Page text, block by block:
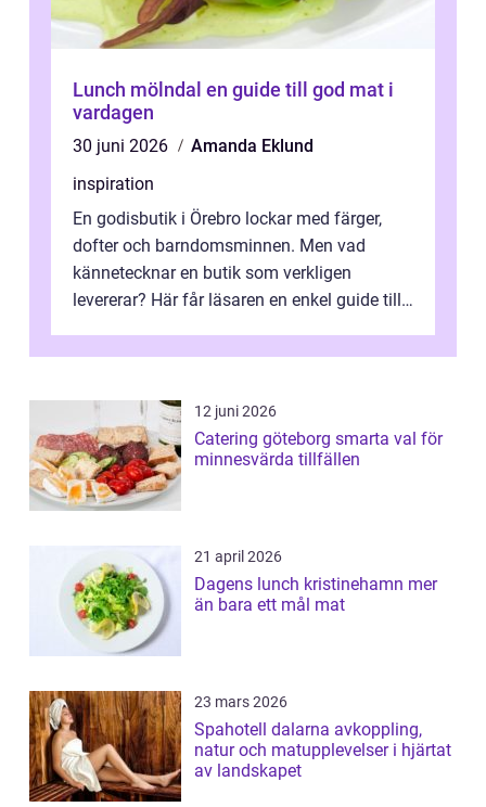
Lunch mölndal en guide till god mat i
vardagen
30 juni 2026
Amanda Eklund
inspiration
En godisbutik i Örebro lockar med färger,
dofter och barndomsminnen. Men vad
kännetecknar en butik som verkligen
levererar? Här får läsaren en enkel guide till
12 juni 2026
Catering göteborg smarta val för
minnesvärda tillfällen
21 april 2026
Dagens lunch kristinehamn mer
än bara ett mål mat
23 mars 2026
Spahotell dalarna avkoppling,
natur och matupplevelser i hjärtat
av landskapet